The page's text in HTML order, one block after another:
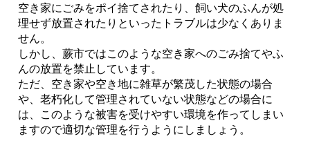
空き家にごみをポイ捨てされたり、飼い犬のふんが処
理せず放置されたりといったトラブルは少なくありま
せん。
しかし、蕨市ではこのような空き家へのごみ捨てやふ
んの放置を禁止しています。
ただ、空き家や空き地に雑草が繁茂した状態の場合
や、老朽化して管理されていない状態などの場合に
は、このような被害を受けやすい環境を作ってしまい
ますので適切な管理を行うようにしましょう。